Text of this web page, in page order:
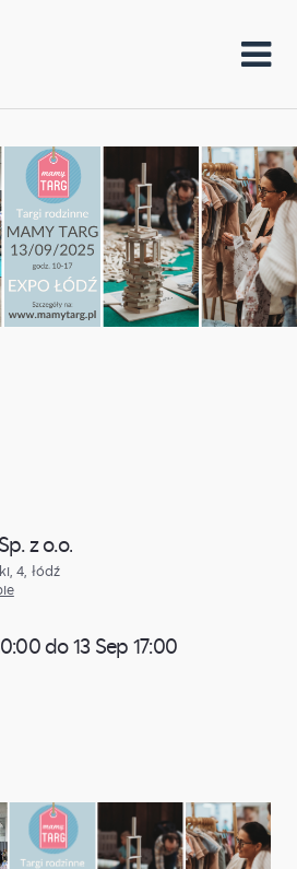
z o.o.
4, łódź
do 13 Sep 17:00